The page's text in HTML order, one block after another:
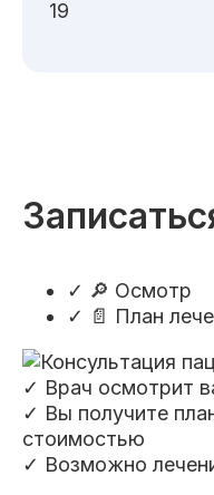
19
✓ 🔎 Осмотр
✓ 📄 План
✓ Врач осмотрит
✓ Вы получите
стоимостью
✓ Возможно